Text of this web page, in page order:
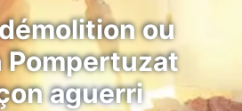
ou
Pompertuzat
aguerri